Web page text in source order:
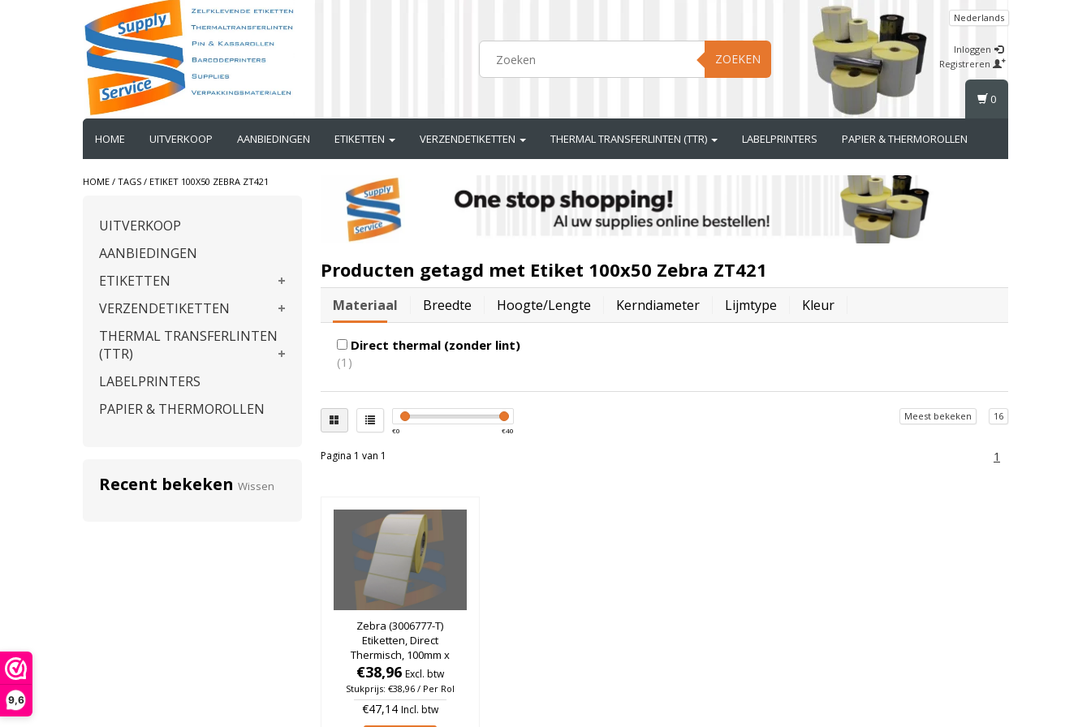
9,6
ZOEKEN
Nederlands
Inloggen
Registreren
HOME UITVERKOOP AANBIEDINGEN ETIKETTEN VERZENDETIKETTEN THERMAL TRANSFERLINTEN (TTR) LABELPRINTERS PAPIER & THERMOROLLEN
0
HOME / TAGS / ETIKET 100X50 ZEBRA ZT421
UITVERKOOP
AANBIEDINGEN
ETIKETTEN
VERZENDETIKETTEN
THERMAL TRANSFERLINTEN
(TTR)
LABELPRINTERS
PAPIER & THERMOROLLEN
Recent bekeken Wissen
Producten getagd met Etiket 100x50 Zebra ZT421
Materiaal Breedte Hoogte/lengte Kerndiameter Lijmtype Kleur
Direct thermal (zonder lint)
(1)
€0 €40
Meest bekeken 16
Pagina 1 van 1 1
Zebra (3006777-T)
Etiketten, Direct
Thermisch, 100mm x
50mm, Permanent, Kern
76mm, rol à 3.000 stuks
€38,96 Excl. btw
Stukprijs: €38,96 / Per Rol
€47,14 Incl. btw